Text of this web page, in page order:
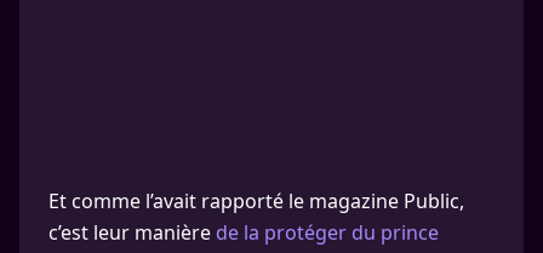
Et comme l’avait rapporté le magazine Public,
c’est leur manière de la protéger du prince